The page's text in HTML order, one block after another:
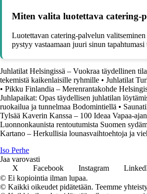
Miten valita luotettava catering-
Luotettavan catering-palvelun
pystyy vastaamaan juuri sinun
Juhlatilat Helsingissä – Vuokraa täydellinen
tekemistä kaikenlaisille ryhmille • Juhlatilat
• Pikku Finlandia – Merenrantakohde
Juhlapaikat: Opas täydellisen juhlatilan
ruokailua ja tunnelmaa Bodomintiellä •
Tylsää Kaverin Kanssa – 100 Ideaa Vapaa-
Luonnonkaunista rentoutumista Suomen
Kartano – Herkullisia lounasvaihtoehtoja ja
Iso Perhe
Jaa varovasti
X
Facebook Instagram
© Ei kopiointia ilman lupaa.
© Kaikki oikeudet pidätetään. Teemme